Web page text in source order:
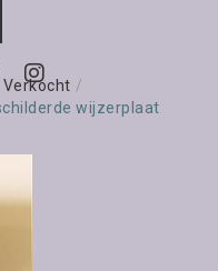
Verkocht /
wijzerplaat